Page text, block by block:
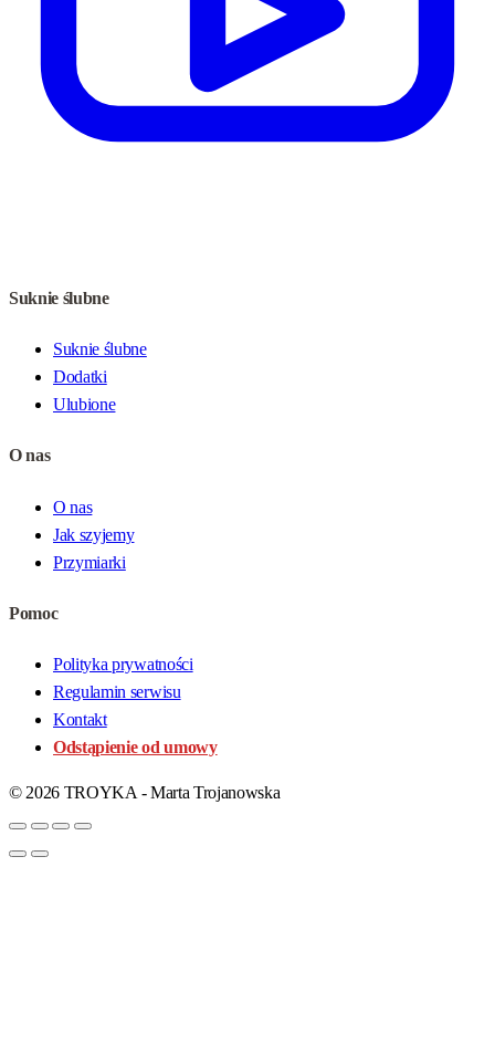
Suknie ślubne
Suknie ślubne
Dodatki
Ulubione
O nas
O nas
Jak szyjemy
Przymiarki
Pomoc
Polityka prywatności
Regulamin serwisu
Kontakt
Odstąpienie od umowy
© 2026 TROYKA - Marta Trojanowska